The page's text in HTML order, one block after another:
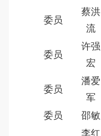
委员
蔡洪
流
委员
许强
宏
委员
潘爱
军
委员
邵敏
李红